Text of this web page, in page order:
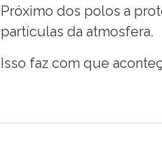
Próximo dos polos a
partículas da atmosfera.
Isso faz com que